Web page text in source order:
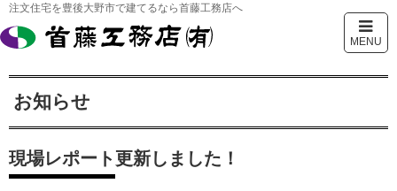
注文住宅を豊後大野市で建てるなら首藤工務店へ
MENU
お知らせ
現場レポート更新しました！